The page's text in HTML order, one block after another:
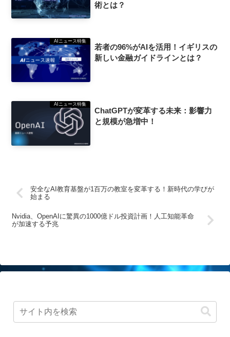
術とは？
AIニュース特集
若者の96%がAIを活用！イギリスの
新しい金融ガイドラインとは？
AIニュース特集
ChatGPTが変革する未来：影響力
と規模が急増中！
安全なAI教育基盤が1百万の教室を変革する！新時代の学びが
始まる
Nvidia、OpenAIに驚異の1000億ドル投資計画！人工知能革命
が加速する予兆